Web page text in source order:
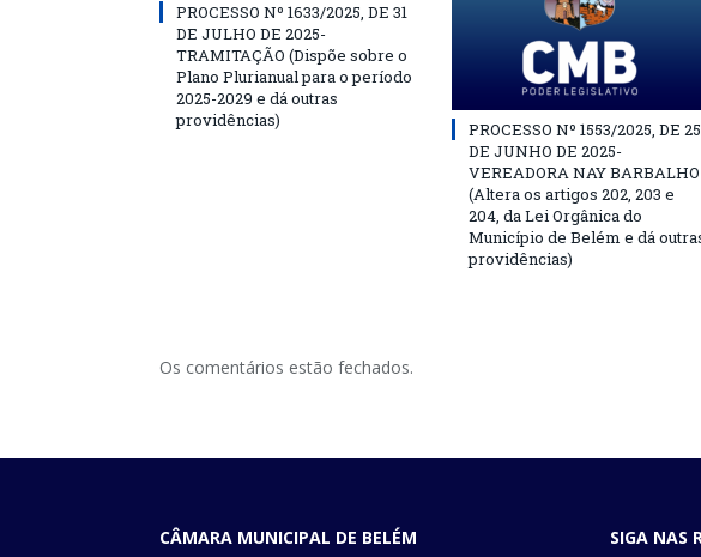
PROCESSO Nº 1633/2025, DE 31
DE JULHO DE 2025-
TRAMITAÇÃO (Dispõe sobre o
Plano Plurianual para o período
2025-2029 e dá outras
providências)
PROCESSO Nº 1553/2025, DE 25
DE JUNHO DE 2025-
VEREADORA NAY BARBALHO
(Altera os artigos 202, 203 e
204, da Lei Orgânica do
Município de Belém e dá
providências)
Os comentários estão fechados.
CÂMARA MUNICIPAL DE BELÉM SIGA NAS